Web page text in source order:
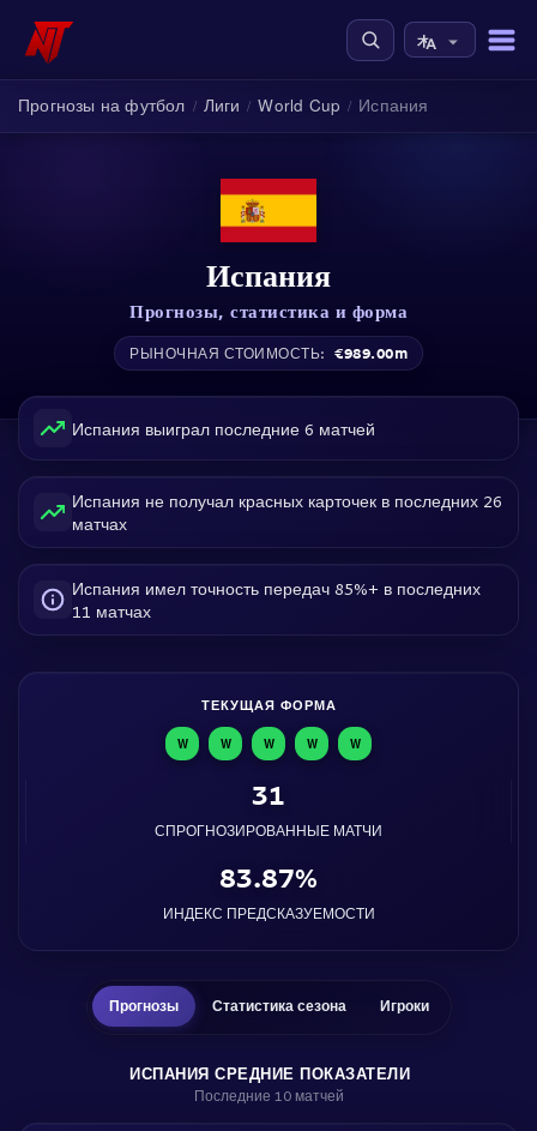
Прогнозы на футбол / Лиги / World Cup / Испания
Испания
Прогнозы, статистика и форма
РЫНОЧНАЯ СТОИМОСТЬ: €989.00m
Испания выиграл последние 6 матчей
Испания не получал красных карточек в последних 26
матчах
Испания имел точность передач 85%+ в последних
11 матчах
ТЕКУЩАЯ ФОРМА
W W W W W
31
СПРОГНОЗИРОВАННЫЕ МАТЧИ
83.87%
ИНДЕКС ПРЕДСКАЗУЕМОСТИ
Прогнозы Статистика сезона Игроки
ИСПАНИЯ СРЕДНИЕ ПОКАЗАТЕЛИ
Последние 10 матчей